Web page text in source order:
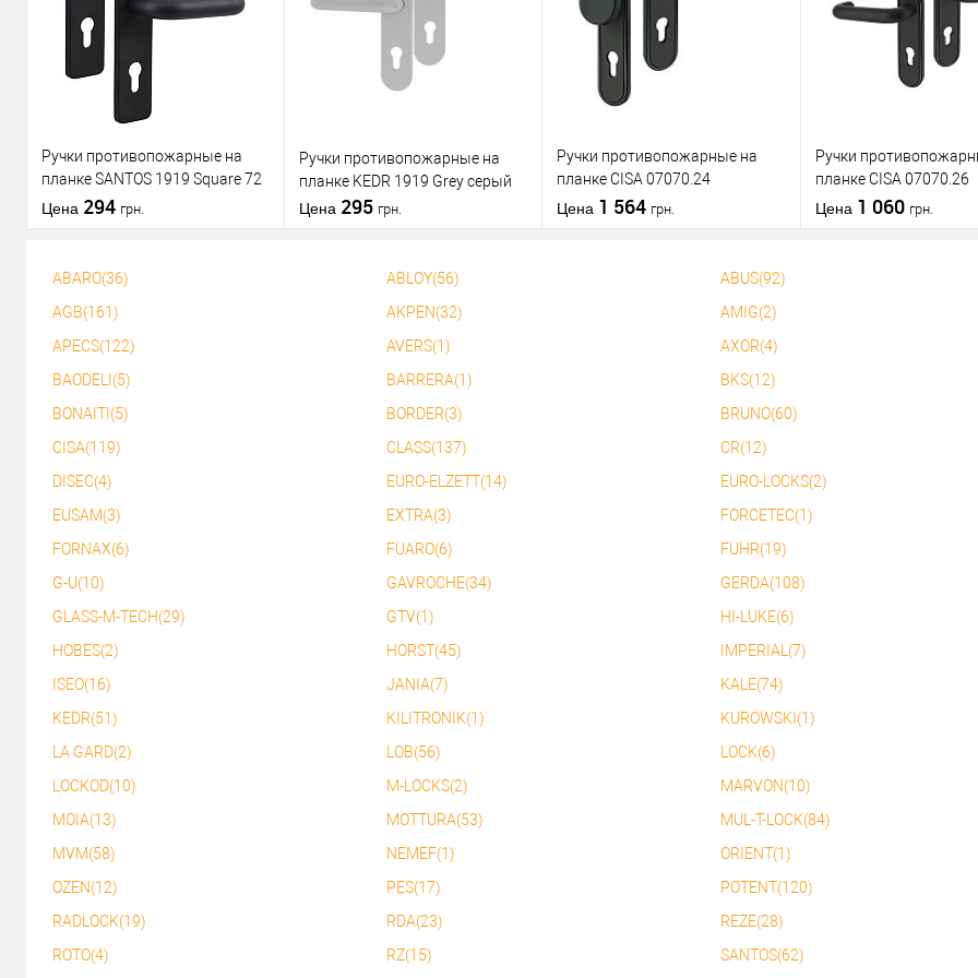
В избранное
В избранное
Ручки противопожарные на
планке SANTOS 1919 Square 72
мм Black черные
Цена 294 грн.
Купить в 1
клик
В избранное
Ручки противопожарные на
планке KEDR 1919 Grey серый
Цена 295 грн.
В корзину
Купить в 1
сравнению
В избранное
Ручки противопожарные на
планке CISA 07070.24
фиксированная-нажимная 72
мм черный
Цена 1 564 грн.
сравнению
Ручки
планке CISA 07070.26
нажимная-нажимная
черный
Цена 1 060 грн.
ABARO(36) ABLOY(56)
ABUS(92)
AGB(161)
AKPEN(32)
AMIG(2)
APECS(122)
AVERS(1)
AXOR(4)
BAODELI(5)
BARRERA(1)
BKS(12)
BONAITI(5)
BORDER(3)
BRUNO(60)
CISA(119)
CLASS(137)
CR(12)
DISEC(4)
EURO-ELZETT(14)
EURO-LOCKS(2)
EUSAM(3)
EXTRA(3)
FORCETEC(1)
FORNAX(6)
FUARO(6)
FUHR(19)
G-U(10)
GAVROCHE(34)
GERDA(108)
GLASS-M-TECH(29)
GTV(1)
HI-LUKE(6)
HOBES(2)
HORST(45)
IMPERIAL(7)
ISEO(16)
JANIA(7)
KALE(74)
KEDR(51)
KILITRONIK(1)
KUROWSKI(1)
LA GARD(2)
LOB(56)
LOCK(6)
LOCKOD(10)
M-LOCKS(2)
MARVON(10)
MOIA(13)
MOTTURA(53)
MUL-T-LOCK(84)
MVM(58)
NEMEF(1)
ORIENT(1)
OZEN(12)
PES(17)
POTENT(120)
RADLOCK(19)
RDA(23)
REZE(28)
ROTO(4)
RZ(15) SANTOS(62)